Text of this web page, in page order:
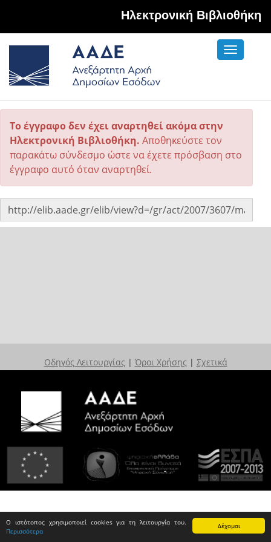
Δέχομαι
Ο ιστότοπος χρησιμοποιεί cookies για τη λειτουργία του.
Περισσότερα
Hλεκτρονική Βιβλιοθήκη
Toggle
Το έγγραφο δεν έχει αναρτηθεί ακόμα στην
Ηλεκτρονική Βιβλιοθήκη. Αποθηκεύστε τον
παρακάτω σύνδεσμο ώστε να έχετε πρόσβαση στο
έγγραφο αυτό όταν αναρτηθεί.
Οδηγός Λειτουργίας | Όροι Χρήσης | Σχετικά